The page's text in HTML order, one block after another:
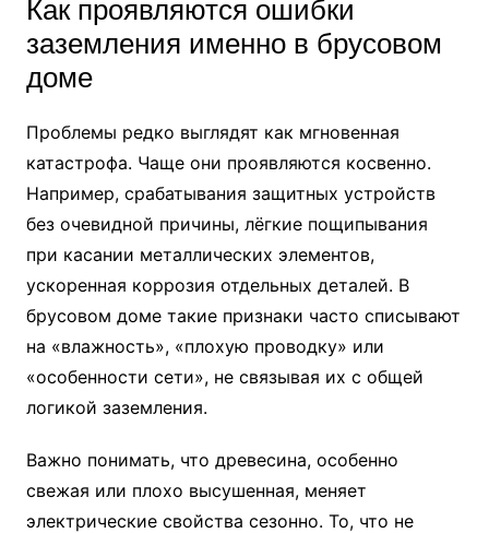
Как проявляются ошибки
заземления именно в брусовом
доме
Проблемы редко выглядят как мгновенная
катастрофа. Чаще они проявляются косвенно.
Например, срабатывания защитных устройств
без очевидной причины, лёгкие пощипывания
при касании металлических элементов,
ускоренная коррозия отдельных деталей. В
брусовом доме такие признаки часто списывают
на «влажность», «плохую проводку» или
«особенности сети», не связывая их с общей
логикой заземления.
Важно понимать, что древесина, особенно
свежая или плохо высушенная, меняет
электрические свойства сезонно. То, что не